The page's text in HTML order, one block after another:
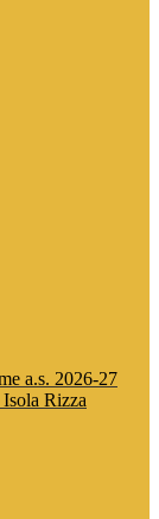
a.s. 2026-27
Rizza